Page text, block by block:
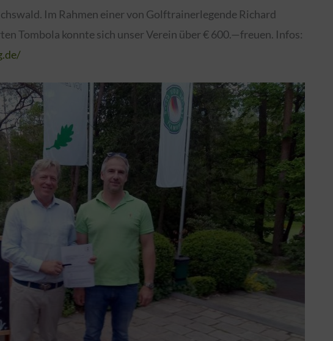
Im Rahmen einer von Golftrainerlegende Richard
Tombola konnte sich unser Verein über € 600.—freuen. Infos: